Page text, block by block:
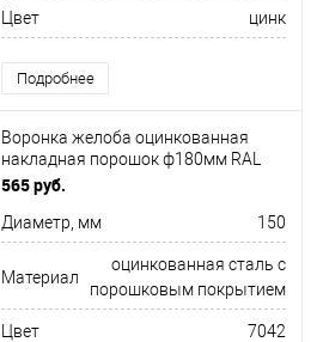
Цвет цинк
Подробнее
Воронка желоба оцинкованная
накладная порошок ф180мм RAL
7042
565 руб.
Диаметр, мм 150
Материал
оцинкованная сталь с
порошковым покрытием
Цвет 7042